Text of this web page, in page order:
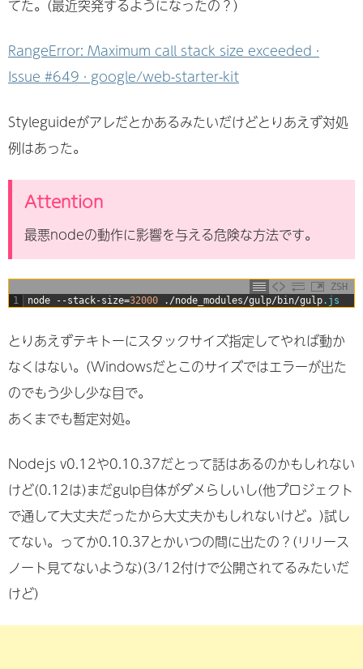
てた。(最近突発するようになったの？)
RangeError: Maximum call stack size exceeded ·
Issue #649 · google/web-starter-kit
Styleguideがアレだとかあるみたいだけどとりあえず対処
例はあった。
Attention
最悪nodeの動作に影響を与える危険な方法です。
ZSH
1
node --stack-size=32000 . /node_modules/gulp/ bin/gulp.js
とりあえずテキトーにスタックサイズ指定してやれば動か
なくはない。(Windowsだとこのサイズではエラーが出た
のでもう少し少な目で。
あくまでも暫定対処。
Nodejs v0.12や0.10.37だとって話はあるのかもしれない
けど(0.12は)まだgulp自体がダメらしいし(他プロジェクト
で通して大丈夫だったから大丈夫かもしれないけど。)試し
てない。ってか0.10.37とかいつの間に出たの？(リリース
ノート見てないような)(3/12付けで公開されてるみたいだ
けど)